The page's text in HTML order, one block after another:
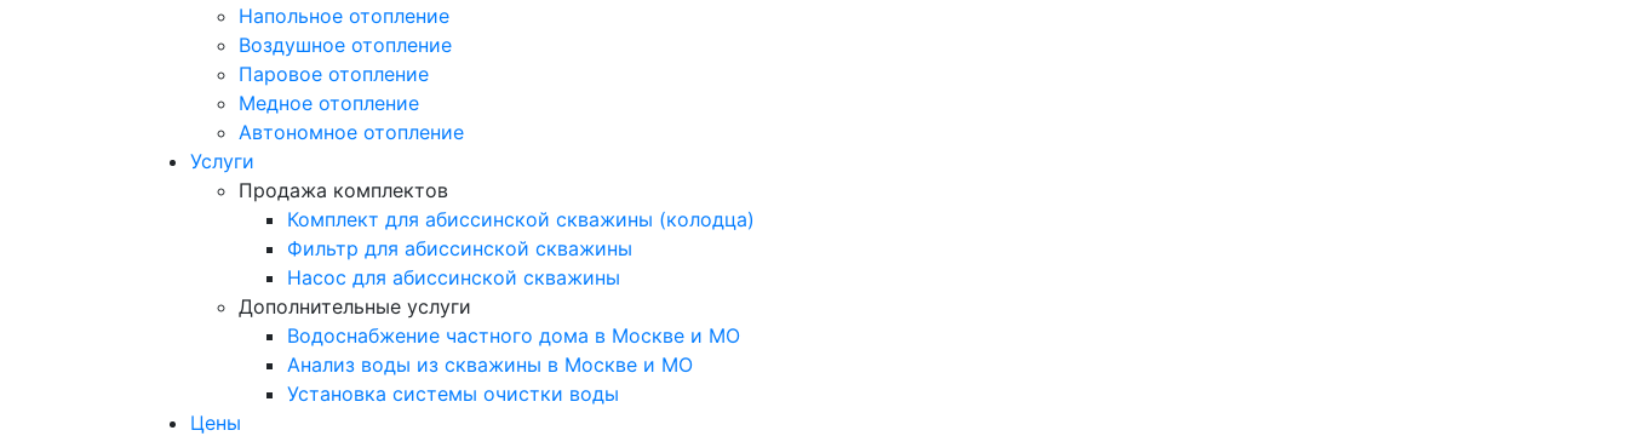
Напольное отопление
Воздушное отопление
Паровое отопление
Медное отопление
Автономное отопление
Услуги
Продажа комплектов
Комплект для абиссинской скважины (колодца)
Фильтр для абиссинской скважины
Насос для абиссинской скважины
Дополнительные услуги
Водоснабжение частного дома в Москве и МО
Анализ воды из скважины в Москве и МО
Установка системы очистки воды
Цены